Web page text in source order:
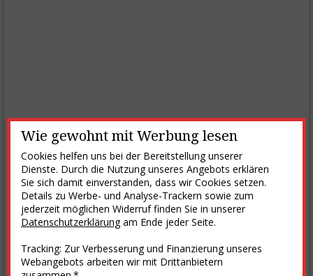
Wie gewohnt mit Werbung lesen
Cookies helfen uns bei der Bereitstellung unserer
Dienste. Durch die Nutzung unseres Angebots erklären
Sie sich damit einverstanden, dass wir Cookies setzen.
Details zu Werbe- und Analyse-Trackern sowie zum
jederzeit möglichen Widerruf finden Sie in unserer
Datenschutzerklärungam Ende jeder Seite.
Tracking: Zur Verbesserung und Finanzierung unseres
Webangebots arbeiten wir mit Drittanbietern